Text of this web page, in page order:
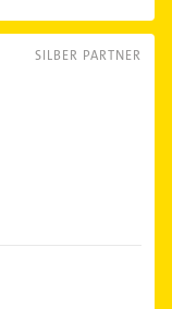
SILBER PARTNER